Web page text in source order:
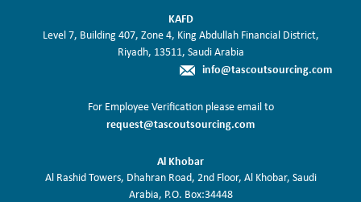
KAFD
Level 7, Building 407, Zone 4, King Abdullah Financial District,
Riyadh, 13511, Saudi Arabia
info@tascoutsourcing.com
For Employee Verification please email to
request@tascoutsourcing.com
Al Khobar
Al Rashid Towers, Dhahran Road, 2nd Floor, Al Khobar, Saudi
Arabia, P.O. Box:34448